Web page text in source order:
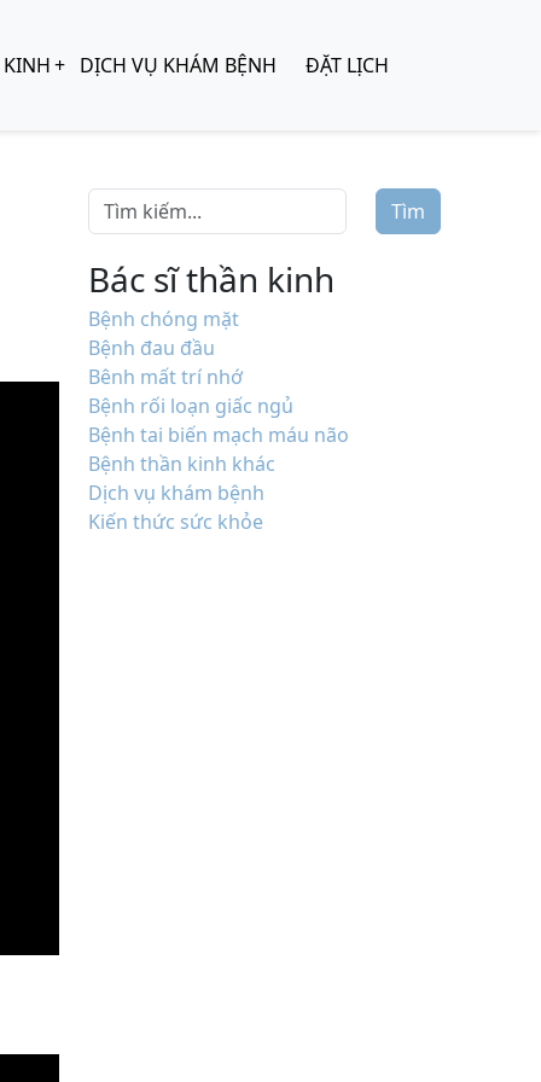
DỊCH VỤ KHÁM BỆNH ĐẶT LỊCH
Tìm
Bác sĩ thần kinh
Bệnh chóng mặt
Bệnh đau đầu
Bênh mất trí nhớ
Bệnh rối loạn giấc ngủ
Bệnh tai biến mạch máu não
Bệnh thần kinh khác
Dịch vụ khám bệnh
Kiến thức sức khỏe